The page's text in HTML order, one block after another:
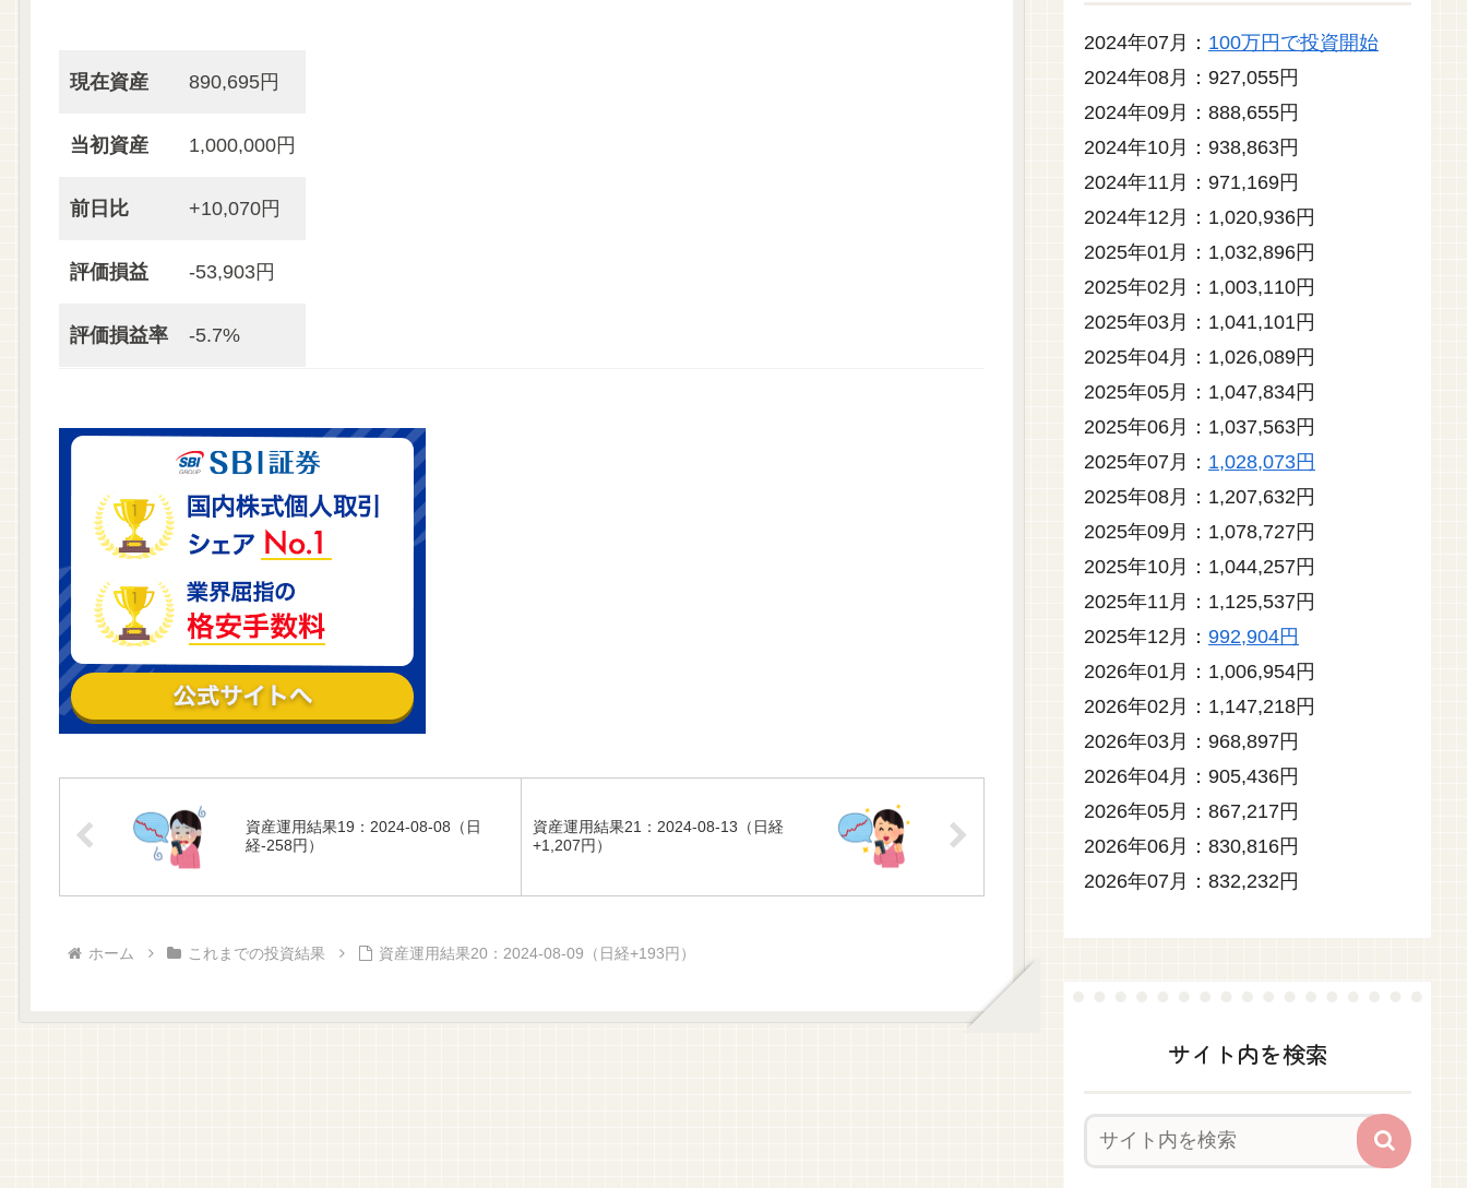
現在資産 890,695円
当初資産 1,000,000円
前日比 +10,070円
評価損益 -53,903円
評価損益率 -5.7%
資産運用結果19：2024-08-08（日
経-258円）
資産運用結果21：2024-08-13（日経
+1,207円）
ホーム これまでの投資結果 資産運用結果20：2024-08-09（日経+193円）
2024年07月： 100万円で投資開始
2024年08月：927,055円
2024年09月：888,655円
2024年10月：938,863円
2024年11月：971,169円
2024年12月：1,020,936円
2025年01月：1,032,896円
2025年02月：1,003,110円
2025年03月：1,041,101円
2025年04月：1,026,089円
2025年05月：1,047,834円
2025年06月：1,037,563円
2025年07月： 1,028,073円
2025年08月：1,207,632円
2025年09月：1,078,727円
2025年10月：1,044,257円
2025年11月：1,125,537円
2025年12月： 992,904円
2026年01月：1,006,954円
2026年02月：1,147,218円
2026年03月：968,897円
2026年04月：905,436円
2026年05月：867,217円
2026年06月：830,816円
2026年07月：832,232円
サイト内を検索